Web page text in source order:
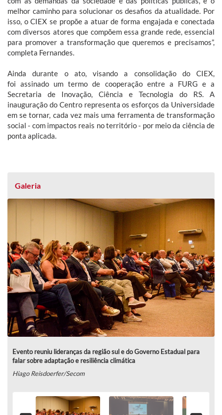
melhor caminho para solucionar os desafios da atualidade. Por
isso, o CIEX se propõe a atuar de forma engajada e conectada
com diversos atores que compõem essa grande rede, essencial
para promover a transformação que queremos e precisamos”,
completa Fernandes.
Ainda durante o ato, visando a consolidação do CIEX,
foi assinado um termo de cooperação entre a FURG e a
Secretaria de Inovação, Ciência e Tecnologia do RS. A
inauguração do Centro representa os esforços da Universidade
em se tornar, cada vez mais uma ferramenta de transformação
social - com impactos reais no território - por meio da ciência de
ponta aplicada.
Galeria
Evento reuniu lideranças da região sul e do Governo Estadual para
falar sobre adaptação e resiliência climática
Hiago Reisdoerfer/Secom